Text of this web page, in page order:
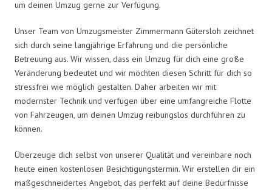
um deinen Umzug gerne zur Verfügung.
Unser Team von Umzugsmeister Zimmermann Gütersloh zeichnet
sich durch seine langjährige Erfahrung und die persönliche
Betreuung aus. Wir wissen, dass ein Umzug für dich eine große
Veränderung bedeutet und wir möchten diesen Schritt für dich so
stressfrei wie möglich gestalten. Daher arbeiten wir mit
modernster Technik und verfügen über eine umfangreiche Flotte
von Fahrzeugen, um deinen Umzug reibungslos durchführen zu
können.
Überzeuge dich selbst von unserer Qualität und vereinbare noch
heute einen kostenlosen Besichtigungstermin. Wir erstellen dir ein
maßgeschneidertes Angebot, das perfekt auf deine Bedürfnisse